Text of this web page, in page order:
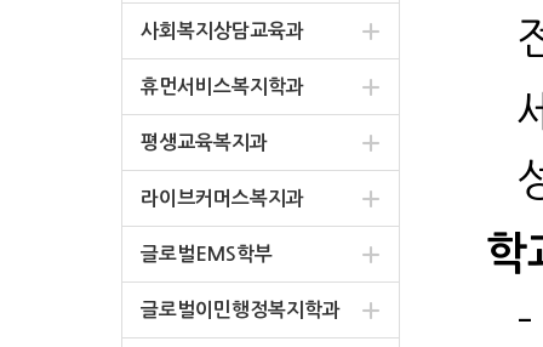
사회복지상담교육과
휴먼서비스복지학과
평생교육복지과
라이브커머스복지과
글로벌EMS학부
글로벌이민행정복지학과
학
-